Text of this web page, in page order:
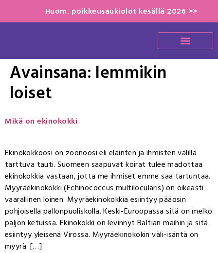
Huom. poikkeusaukiolot kesällä 2026 >>
Avainsana: lemmikin
loiset
Mikä on ekinokokki
Ekinokokkoosi on zoonoosi eli eläinten ja ihmisten välillä
tarttuva tauti. Suomeen saapuvat koirat tulee madottaa
ekinokokkia vastaan, jotta me ihmiset emme saa tartuntaa.
Myyräekinokokki (Echinococcus multilocularis) on oikeasti
vaarallinen loinen. Myyräekinokokkia esiintyy pääosin
pohjoisella pallonpuoliskolla. Keski-Euroopassa sitä on melko
paljon ketuissa. Ekinokokki on levinnyt Baltian maihin ja sitä
esiintyy yleisenä Virossa. Myyräekinokokin väli-isäntä on
myyrä. […]